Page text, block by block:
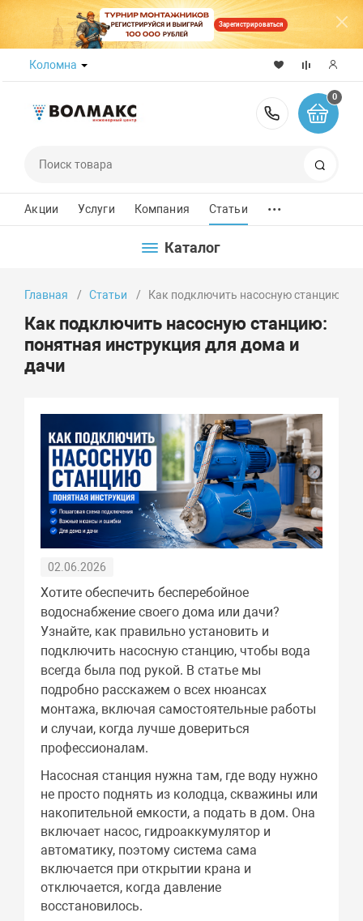
Зарегистрироваться
Коломна
8 (800)
0
Акции Услуги Компания Статьи ...
Каталог
Главная Статьи Как подключить насосную станцию:
Как подключить насосную станцию:
понятная инструкция для дома и
дачи
02.06.2026
Хотите обеспечить бесперебойное
водоснабжение своего дома или дачи?
Узнайте, как правильно установить и
подключить насосную станцию, чтобы вода
всегда была под рукой. В статье мы
подробно расскажем о всех нюансах
монтажа, включая самостоятельные работы
и случаи, когда лучше довериться
профессионалам.
Насосная станция нужна там, где воду нужно
не просто поднять из колодца, скважины или
накопительной емкости, а подать в дом. Она
включает насос, гидроаккумулятор и
автоматику, поэтому система сама
включается при открытии крана и
отключается, когда давление
восстановилось.